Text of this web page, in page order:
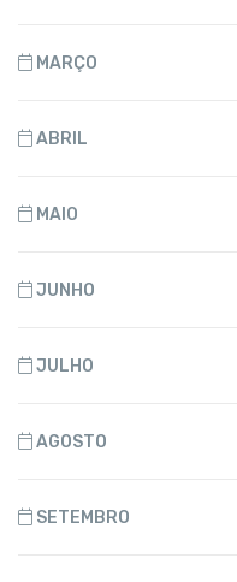
MARÇO
ABRIL
MAIO
JUNHO
JULHO
AGOSTO
SETEMBRO